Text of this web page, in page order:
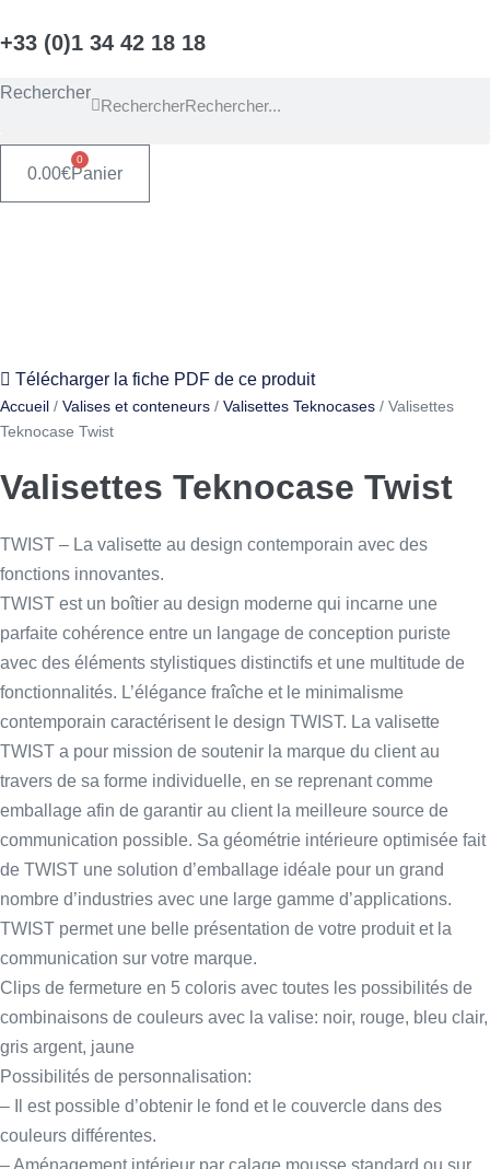
au
+33 (0)1 34 42 18 18
Rechercher
Rechercher
0.00€
0
Panier
Télécharger la fiche PDF de ce produit
Accueil / Valises et conteneurs / Valisettes Teknocases / Valisettes
Teknocase Twist
Valisettes Teknocase Twist
TWIST – La valisette au design contemporain avec des
fonctions innovantes.
TWIST est un boîtier au design moderne qui incarne une
parfaite cohérence entre un langage de conception puriste
avec des éléments stylistiques distinctifs et une multitude de
fonctionnalités. L’élégance fraîche et le minimalisme
contemporain caractérisent le design TWIST. La valisette
TWIST a pour mission de soutenir la marque du client au
travers de sa forme individuelle, en se reprenant comme
emballage afin de garantir au client la meilleure source de
communication possible. Sa géométrie intérieure optimisée fait
de TWIST une solution d’emballage idéale pour un grand
nombre d’industries avec une large gamme d’applications.
TWIST permet une belle présentation de votre produit et la
communication sur votre marque.
Clips de fermeture en 5 coloris avec toutes les possibilités de
combinaisons de couleurs avec la valise: noir, rouge, bleu clair,
gris argent, jaune
Possibilités de personnalisation:
– Il est possible d’obtenir le fond et le couvercle dans des
couleurs différentes.
– Aménagement intérieur par calage mousse standard ou sur